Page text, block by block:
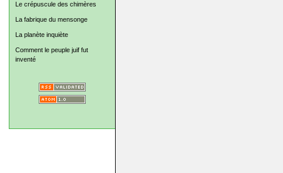
Le crépuscule des chimères
La fabrique du mensonge
La planète inquiète
Comment le peuple juif fut
inventé